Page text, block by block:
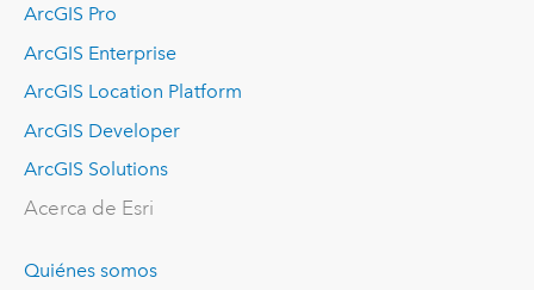
ArcGIS Pro
ArcGIS Enterprise
ArcGIS Location Platform
ArcGIS Developer
ArcGIS Solutions
Acerca de Esri
Quiénes somos